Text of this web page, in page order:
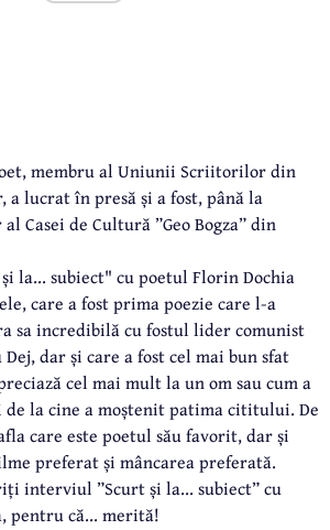
membru al Uniunii Scriitorilor din
a lucrat în presă și a fost, până la
Casei de Cultură ”Geo Bogza” din
la... subiect" cu poetul Florin Dochia
care a fost prima poezie care l-a
sa incredibilă cu fostul lider comunist
Dej, dar și care a fost cel mai bun sfat
cel mai mult la un om sau cum a
de la cine a moștenit patima cititului. De
care este poetul său favorit, dar și
preferat și mâncarea preferată.
interviul ”Scurt și la... subiect” cu
pentru că... merită!